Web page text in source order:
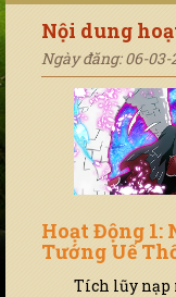
Nội dung
Ngày đăng: 06-03-
Hoạt Động 1:
Tướng Uế
Tích lũy nạp